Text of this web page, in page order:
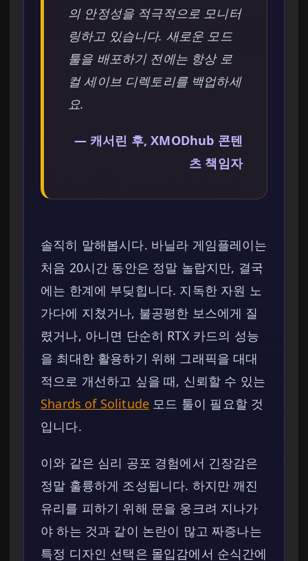
의 안정성을 적극적으로 모니터
링하고 있습니다. 새로운 모드
툴을 배포하기 전에는 항상 로
컬 세이브 디렉토리를 백업하세
요.
— 캐서린 후, XMODhub 콘텐
츠 책임자
솔직히 말해봅시다. 바닐라 게임플레이는
처음 20시간 동안은 정말 놀랍지만, 결국
에는 한계에 부딪힙니다. 지독한 자원 노
가다에 지쳤거나, 불공평한 보스에게 질
렸거나, 아니면 단순히 RTX 카드의 성능
을 최대한 활용하기 위해 그래픽을 대대
적으로 개선하고 싶을 때, 신뢰할 수 있는
Shards of Solitude 모드 툴이 필요할 것
입니다.
이와 같은 심리 공포 경험에서 긴장감은
정말 훌륭하게 조성됩니다. 하지만 깨진
유리를 피하기 위해 문을 웅크려 지나가
야 하는 것과 같이 논란이 많고 짜증나는
특정 디자인 선택은 몰입감에서 순식간에